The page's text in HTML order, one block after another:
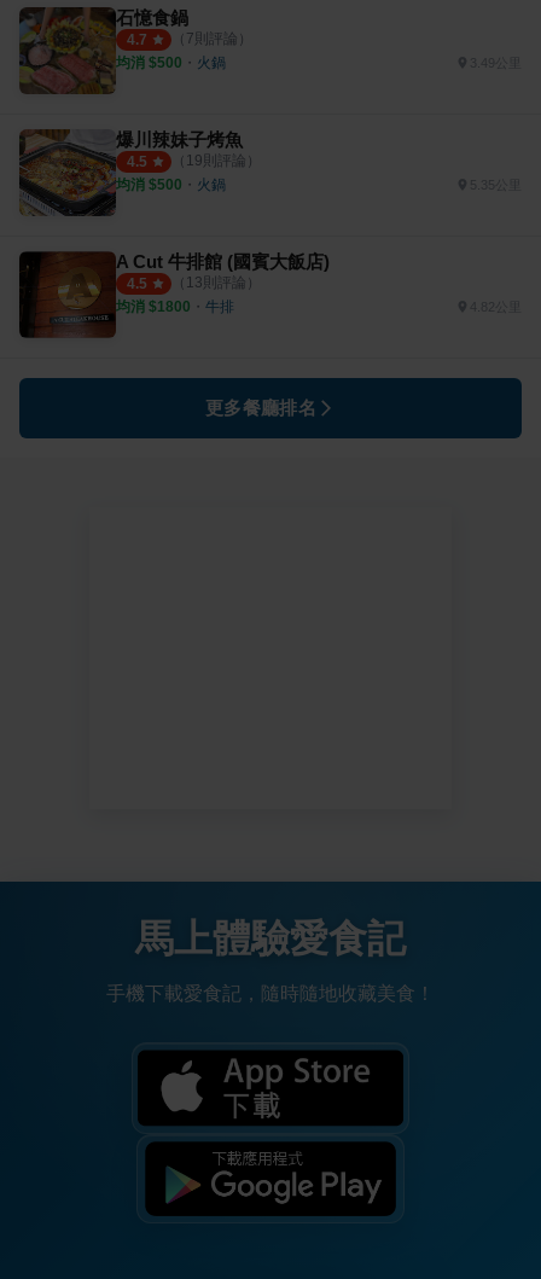
石憶食鍋
4.7 （ 7則評論）
均消 $500 ・ 火鍋 3.49公里
爆川辣妹子烤魚
4.5 （ 19則評論）
均消 $500 ・ 火鍋 5.35公里
A Cut 牛排館 (國賓大飯店)
4.5 （ 13則評論）
均消 $1800 ・ 牛排 4.82公里
更多餐廳排名
馬上體驗愛食記
手機下載愛食記，隨時隨地收藏美食！